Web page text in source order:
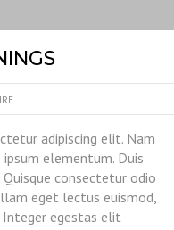
adipiscing elit. Nam
elementum. Duis
consectetur odio
eget lectus euismod,
Integer egestas elit